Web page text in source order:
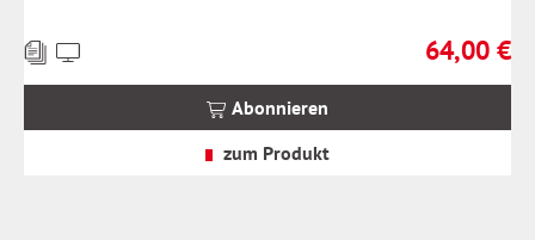
Regulärer
64,00 €
Preise
inkl.
Abonnieren
zum Produkt